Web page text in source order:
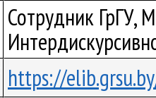
Сотрудник ГрГУ,
https://